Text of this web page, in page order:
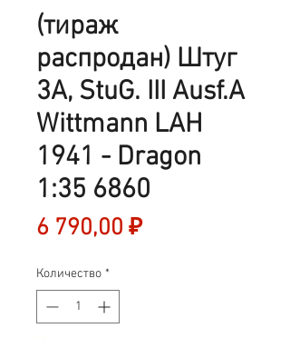
(тираж
распродан) Штуг
3А, StuG. III Ausf.A
Wittmann LAH
1941 - Dragon
1:35 6860
6 790,00 ₽Цена
Количество *